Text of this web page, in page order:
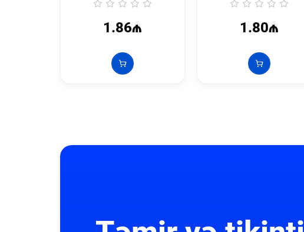
1.86₼ 1.80₼